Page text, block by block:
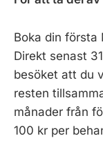
Boka din första
Direkt senast
besöket att du
resten
månader från
100 kr per